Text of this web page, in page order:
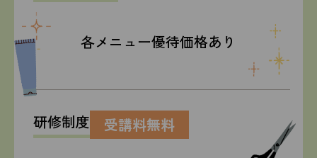
各メニュー優待価格あり
研修制度 受講料無料